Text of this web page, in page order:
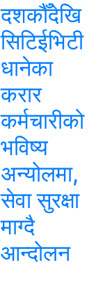
दशकौँदेखि
सिटिईभिटी
धानेका
करार
कर्मचारीको
भविष्य
अन्योलमा,
सेवा सुरक्षा
माग्दै
आन्दोलन